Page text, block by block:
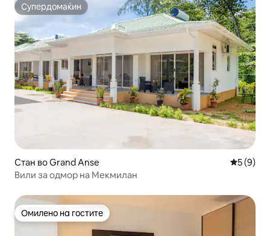
Супердомаќин
Супердомаќин
Стан во Grand Anse
5 (9)
Вили за одмор на Мекмилан
Омилено на гостите
Омилено на гостите